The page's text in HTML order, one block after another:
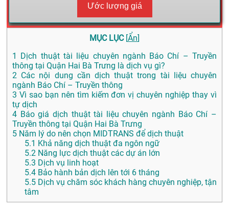
Ước lượng giá
MỤC LỤC [Ẩn]
1
Dịch thuật tài liệu chuyên ngành Báo Chí – Truyền
thông tại Quận Hai Bà Trưng là dịch vụ gì?
2 Các nội dung cần dịch thuật trong tài liệu chuyên
ngành Báo Chí – Truyền thông
3 Vì sao bạn nên tìm kiếm đơn vị chuyên nghiệp thay vì
tự dịch
4 Báo giá dịch thuật tài liệu chuyên ngành Báo Chí –
Truyền thông tại Quận Hai Bà Trưng
5 Năm lý do nên chọn MIDTRANS để dịch thuật
5.1 Khả năng dịch thuật đa ngôn ngữ
5.2 Năng lực dịch thuật các dự án lớn
5.3 Dịch vụ linh hoạt
5.4 Bảo hành bản dịch lên tới 6 tháng
5.5 Dịch vụ chăm sóc khách hàng chuyên nghiệp, tận
tâm